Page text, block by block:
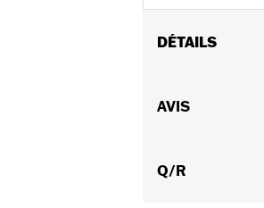
DÉTAILS
GARANTIE:
AVIS
Q/R